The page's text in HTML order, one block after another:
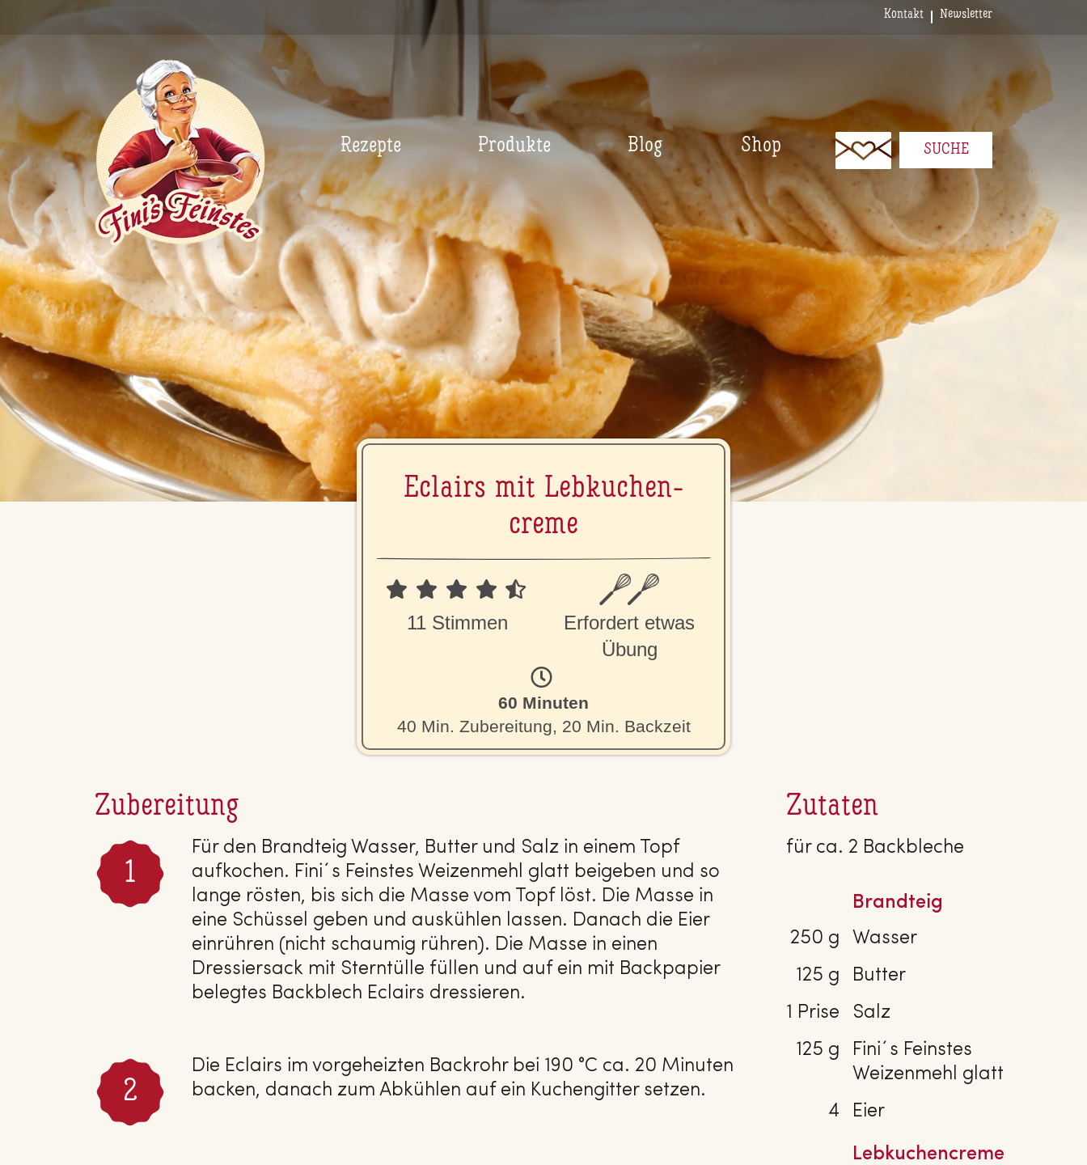
Kontakt Newsletter
Rezepte Produkte Blog Shop SUCHE
Newsletter
Eclairs mit Leb­ku­chen­
creme
11 Stimmen
Erfordert etwas
Übung
60 Minuten
40 Min. Zubereitung, 20 Min. Backzeit
Zubereitung
Für den Brandteig Wasser, Butter und Salz in einem Topf
aufkochen. Fini´s Feinstes Weizenmehl glatt beigeben und so
lange rösten, bis sich die Masse vom Topf löst. Die Masse in
eine Schüssel geben und auskühlen lassen. Danach die Eier
einrühren (nicht schaumig rühren). Die Masse in einen
Dressiersack mit Sterntülle füllen und auf ein mit Backpapier
belegtes Backblech Eclairs dressieren.
Die Eclairs im vorgeheizten Backrohr bei 190 °C ca. 20 Minuten
backen, danach zum Abkühlen auf ein Kuchengitter setzen.
Zutaten
für ca. 2 Backbleche
Brandteig
250 g
Wasser
125 g
Butter
1 Prise
Salz
125 g
Fini´s Feinstes
Weizenmehl glatt
4
Eier
Lebkuchencreme